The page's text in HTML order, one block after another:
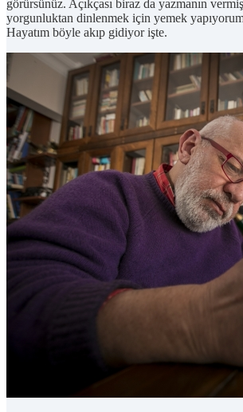
görürsünüz. Açıkçası biraz da yazmanın
yorgunluktan dinlenmek için yemek
Hayatım böyle akıp gidiyor işte.